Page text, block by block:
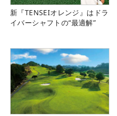
新『TENSEIオレンジ』はドラ
イバーシャフトの“最適解”